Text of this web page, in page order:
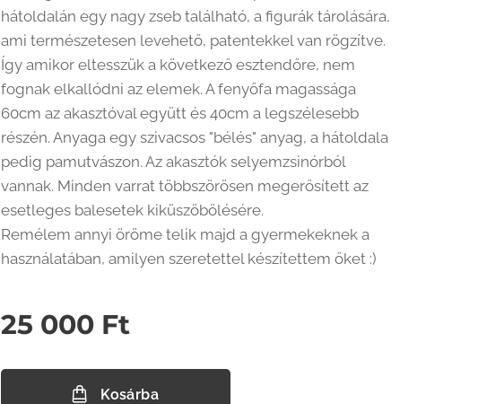
hátoldalán egy nagy zseb található, a figurák tárolására,
ami természetesen levehető, patentekkel van rögzítve.
Így amikor eltesszük a következő esztendőre, nem
fognak elkallódni az elemek. A fenyőfa magassága
60cm az akasztóval együtt és 40cm a legszélesebb
részén. Anyaga egy szivacsos "bélés" anyag, a hátoldala
pedig pamutvászon. Az akasztók selyemzsinórból
vannak. Minden varrat többszörösen megerősített az
esetleges balesetek kiküszöbölésére.
Remélem annyi öröme telik majd a gyermekeknek a
használatában, amilyen szeretettel készítettem őket :)
25 000 Ft
Kosárba